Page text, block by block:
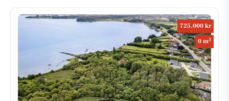
725.000 kr
0 m2